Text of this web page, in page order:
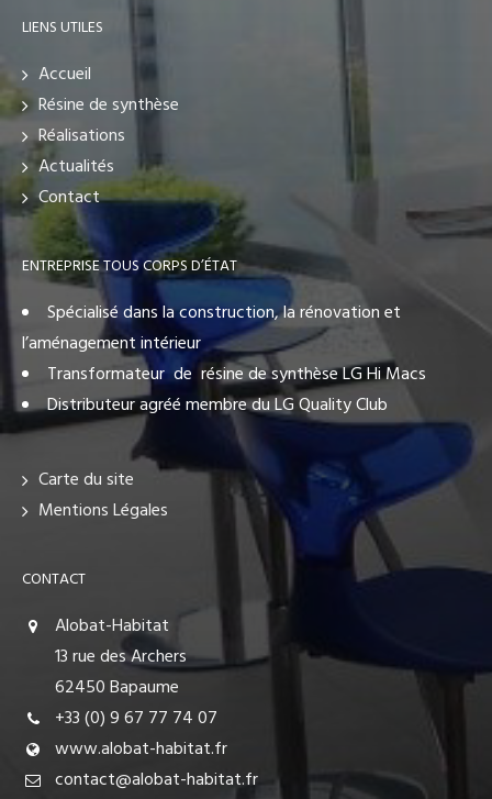
LIENS UTILES
Accueil
Résine de synthèse
Réalisations
Actualités
Contact
ENTREPRISE TOUS CORPS D’ÉTAT
Spécialisé dans la construction, la rénovation et
l’aménagement intérieur
Transformateur de résine de synthèse LG Hi Macs
Distributeur agréé membre du LG Quality Club
Carte du site
Mentions Légales
CONTACT
Alobat-Habitat
13 rue des Archers
62450 Bapaume
+33 (0) 9 67 77 74 07
www.alobat-habitat.fr
contact@alobat-habitat.fr